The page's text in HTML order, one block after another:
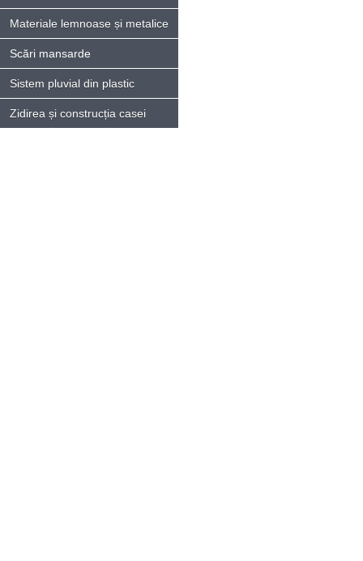
Materiale lemnoase și metalice
Scări mansarde
Sistem pluvial din plastic
Zidirea și construcția casei